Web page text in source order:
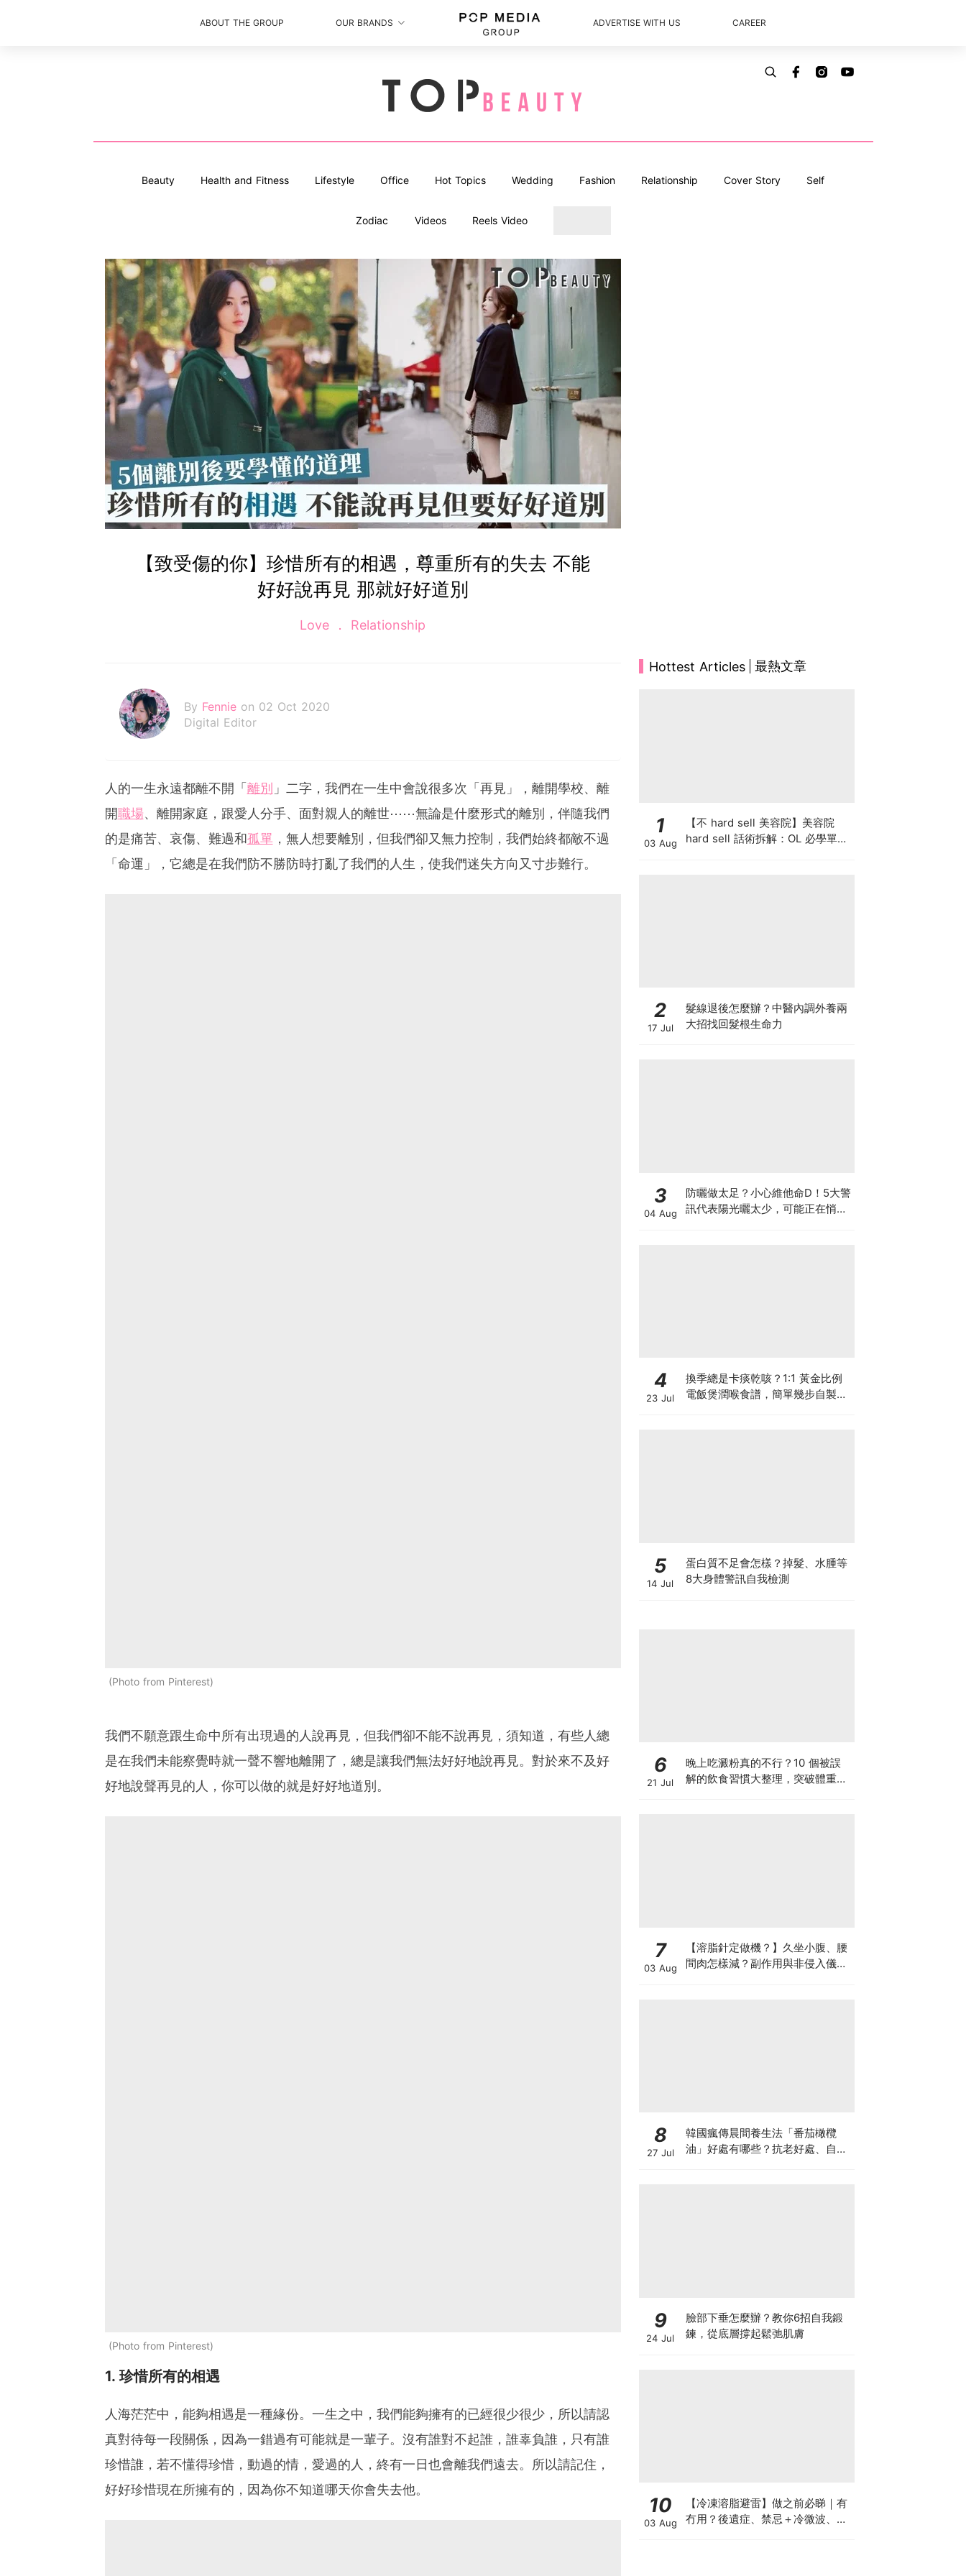
ABOUT THE GROUP OUR BRANDS ADVERTISE WITH US CAREER
Beauty Health and Fitness Lifestyle Office Hot Topics Wedding Fashion Relationship Cover Story Self
Zodiac Videos Reels Video
【致受傷的你】珍惜所有的相遇，尊重所有的失去 不能
好好說再見 那就好好道別
Love Relationship
By Fennie on 02 Oct 2020
Digital Editor
人的一生永遠都離不開「 離別 」二字，我們在一生中會說很多次「再見」，離開學校、離
開職場、離開家庭，跟愛人分手、面對親人的離世⋯⋯無論是什麼形式的離別，伴隨我們
的是痛苦、哀傷、難過和孤單 ，無人想要離別，但我們卻又無力控制，我們始終都敵不過
「命運」，它總是在我們防不勝防時打亂了我們的人生，使我們迷失方向又寸步難行。
Photo from Pinterest
我們不願意跟生命中所有出現過的人說再見，但我們卻不能不說再見，須知道，有些人總
是在我們未能察覺時就一聲不響地離開了，總是讓我們無法好好地說再見。對於來不及好
好地說聲再見的人，你可以做的就是好好地道別。
Photo from Pinterest
1. 珍惜所有的相遇
人海茫茫中，能夠相遇是一種緣份。一生之中，我們能夠擁有的已經很少很少，所以請認
真對待每一段關係，因為一錯過有可能就是一輩子。沒有誰對不起誰，誰辜負誰，只有誰
珍惜誰，若不懂得珍惜，動過的情，愛過的人，終有一日也會離我們遠去。所以請記住，
好好珍惜現在所擁有的，因為你不知道哪天你會失去他。
Hottest Articles 最熱文章
1
03 Aug
【不 hard sell 美容院】美容院
hard sell 話術拆解：OL 必學單次
2
17 Jul
髮線退後怎麼辦？中醫內調外養兩
大招找回髮根生命力
3
04 Aug
防曬做太足？小心維他命D！5大警
訊代表陽光曬太少，可能正在悄悄
4
23 Jul
換季總是卡痰乾咳？1:1 黃金比例
電飯煲潤喉食譜，簡單幾步自製天
5
14 Jul
蛋白質不足會怎樣？掉髮、水腫等
8大身體警訊自我檢測
6
21 Jul
晚上吃澱粉真的不行？10 個被誤
解的飲食習慣大整理，突破體重停
7
03 Aug
【溶脂針定做機？】久坐小腹、腰
間肉怎樣減？副作用與非侵入儀器
8
27 Jul
韓國瘋傳晨間養生法「番茄橄欖
油」好處有哪些？抗老好處、自製
9
24 Jul
臉部下垂怎麼辦？教你6招自我鍛
鍊，從底層撐起鬆弛肌膚
10
03 Aug
【冷凍溶脂避雷】做之前必睇｜有
冇用？後遺症、禁忌＋冷微波、雙